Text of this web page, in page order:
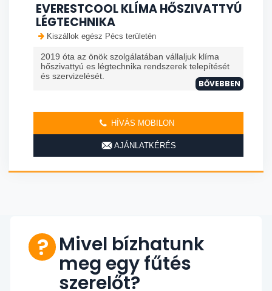
EVERESTCOOL KLÍMA HŐSZIVATTYÚ
LÉGTECHNIKA
Kiszállok egész Pécs területén
2019 óta az önök szolgálatában vállaljuk klíma
hőszivattyú es légtechnika rendszerek telepítését
és szervizelését.
BŐVEBBEN
HÍVÁS MOBILON
AJÁNLATKÉRÉS
Mivel bízhatunk
meg egy fűtés
szerelőt?